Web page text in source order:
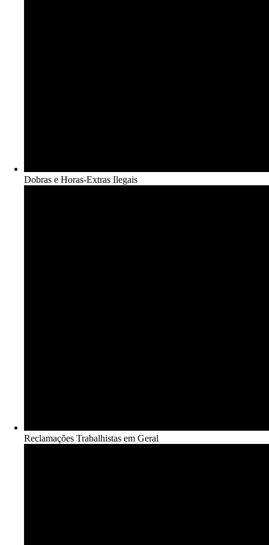
Dobras e Horas-Extras Ilegais​
Reclamações Trabalhistas em Geral​